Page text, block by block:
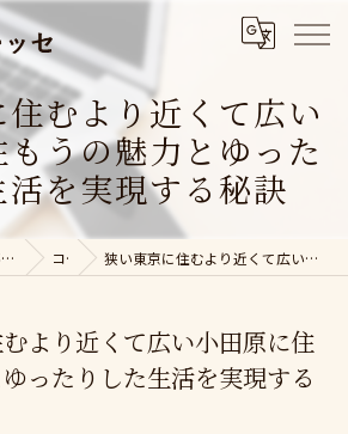
むより近くて広い
うの魅力とゆった
活を実現する秘訣
神奈川県小田原の不動産売却なら株式会社アヴニプレッセ コラム 狭い東京に住むより近くて広い小田原に住もうの魅力とゆったりした生活を実現する秘訣
より近くて広い小田原に住
ったりした生活を実現する